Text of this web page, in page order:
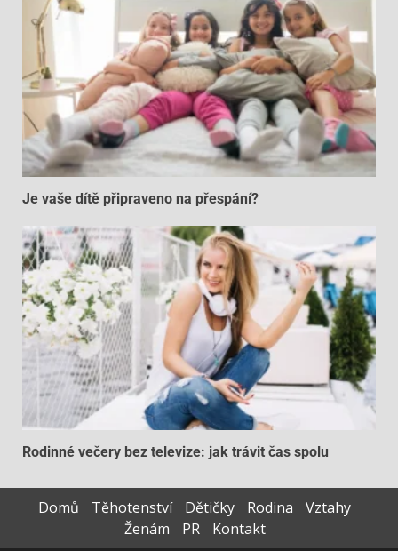
Je vaše dítě připraveno na přespání?
Rodinné večery bez televize: jak trávit čas spolu
Domů Těhotenství Dětičky Rodina
Vztahy
Ženám
PR Kontakt